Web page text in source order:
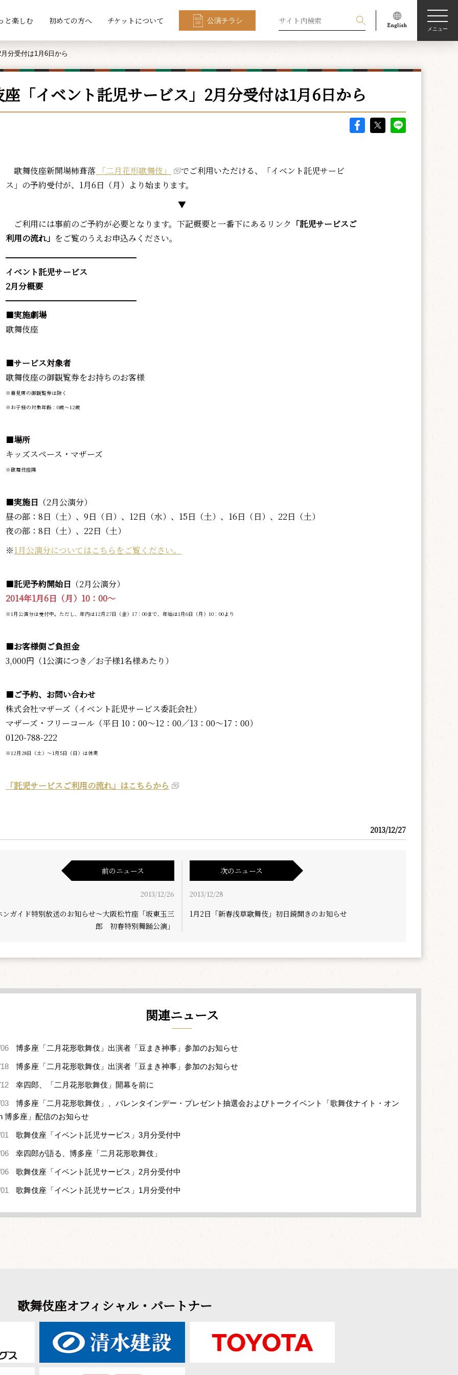
と楽しむ 初めての方へ チケットについて 公演チラシ
メニュー
分受付は1月6日から
「イベント託児サービス」2月分受付は1月6日から
歌舞伎座新開場柿葺落 「二月花形歌舞伎」
でご利用いただける、「イベント託児サービ
ス」の予約受付が、1月6日（月）より始まります。
▼
ご利用には事前のご予約が必要となります。下記概要と一番下にあるリンク 「託児サービスご
利用の流れ」 をご覧のうえお申込みください。
━━━━━━━━━━━━━━━━
イベント託児サービス
2月分概要
━━━━━━━━━━━━━━━━
■実施劇場
歌舞伎座
■サービス対象者
歌舞伎座の御観覧券をお持ちのお客様
※幕見席の御観覧券は除く
※お子様の対象年齢：0歳～12歳
■場所
キッズスペース・マザーズ
※歌舞伎座隣
■実施日 （2月公演分）
昼の部：8日（土）、9日（日）、12日（水）、15日（土）、16日（日）、22日（土）
夜の部：8日（土）、22日（土）
※1月公演分についてはこちらをご覧ください。
■託児予約開始日 （2月公演分）
2014年1月6日（月）10：00～
※1月公演分は受付中。ただし、年内は12月27日（金）17：00まで、年始は1月6日（月）10：00より
■お客様側ご負担金
3,000円（1公演につき／お子様1名様あたり）
■ご予約、お問い合わせ
株式会社マザーズ（イベント託児サービス委託会社）
マザーズ・フリーコール（平日 10：00～12：00／13：00～17：00）
0120-788-222
※12月28日（土）～1月5日（日）は休業
「託児サービスご利用の流れ」はこちらから
2013/12/27
前のニュース
2013/12/26
ンガイド特別放送のお知らせ～大阪松竹座「坂東玉三
郎 初春特別舞踊公演」
次のニュース
2013/12/28
1月2日「新春浅草歌舞伎」初日鏡開きのお知らせ
関連ニュース
博多座「二月花形歌舞伎」出演者「豆まき神事」参加のお知らせ
博多座「二月花形歌舞伎」出演者「豆まき神事」参加のお知らせ
幸四郎、「二月花形歌舞伎」開幕を前に
博多座「二月花形歌舞伎」、バレンタインデー・プレゼント抽選会およびトークイベント「歌舞伎ナイト・オン
博多座」配信のお知らせ
歌舞伎座「イベント託児サービス」3月分受付中
幸四郎が語る、博多座「二月花形歌舞伎」
歌舞伎座「イベント託児サービス」2月分受付中
歌舞伎座「イベント託児サービス」1月分受付中
歌舞伎座オフィシャル・パートナー